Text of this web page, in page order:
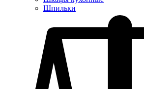
Шпильки